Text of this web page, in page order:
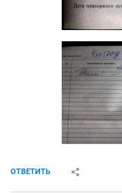
v.i.p.пила
Ну вот, сходили мы
Посмотрела Е.Е.
Вердикт: кошка
ухе нашли серную
храпы во сне и
Капать нам
--------------------
Отчет №3 по кошке